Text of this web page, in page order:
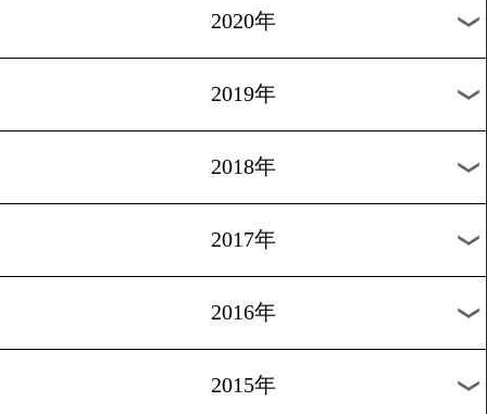
過去のニュース
2025年
2024年